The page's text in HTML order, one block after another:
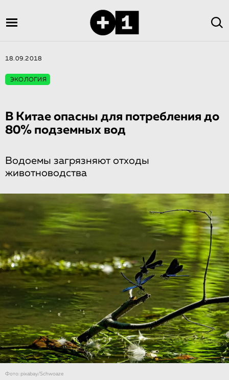
18.09.2018
ЭКОЛОГИЯ
В Китае опасны для потребления до
80% подземных вод
Водоемы загрязняют отходы
животноводства
Фото: pixabay/Schwoaze